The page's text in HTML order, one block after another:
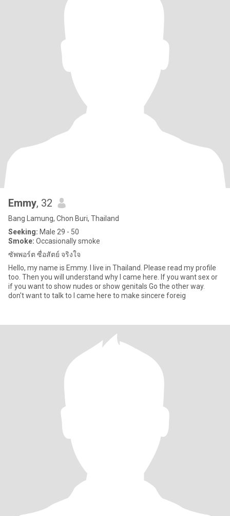
Emmy, 32
Bang Lamung, Chon Buri, Thailand
Seeking: Male 29 - 50
Smoke: Occasionally smoke
ซัพพอร์ต ซื่อสัตย์ จริงใจ
Hello, my name is Emmy. I live in Thailand. Please read my profile
too. Then you will understand why I came here. If you want sex or
if you want to show nudes or show genitals Go the other way.
don't want to talk to I came here to make sincere foreig